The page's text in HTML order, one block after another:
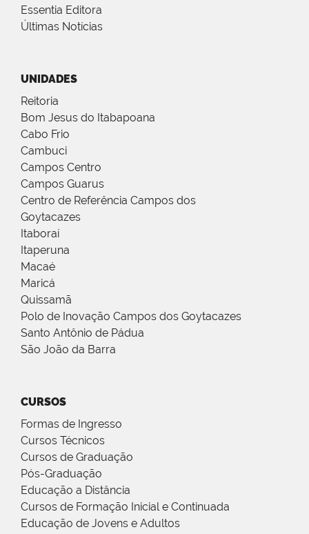
Essentia Editora
Últimas Notícias
UNIDADES
Reitoria
Bom Jesus do Itabapoana
Cabo Frio
Cambuci
Campos Centro
Campos Guarus
Centro de Referência Campos dos
Goytacazes
Itaboraí
Itaperuna
Macaé
Maricá
Quissamã
Polo de Inovação Campos dos Goytacazes
Santo Antônio de Pádua
São João da Barra
CURSOS
Formas de Ingresso
Cursos Técnicos
Cursos de Graduação
Pós-Graduação
Educação a Distância
Cursos de Formação Inicial e Continuada
Educação de Jovens e Adultos